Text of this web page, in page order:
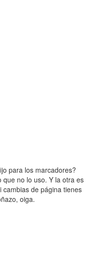
para los marcadores?
no lo uso. Y la otra es
cambias de página tienes
oiga.